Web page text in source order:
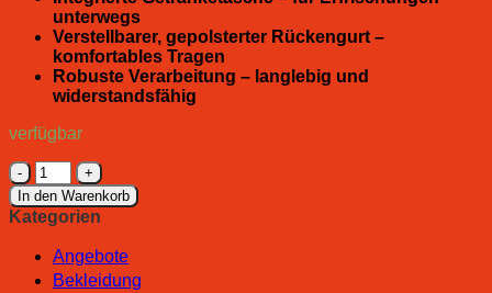
unterwegs
Verstellbarer, gepolsterter Rückengurt –
komfortables Tragen
Robuste Verarbeitung – langlebig und
widerstandsfähig
verfügbar
FTM
Tasche
Street
Bag
small
Menge
In den Warenkorb
Kategorien
Angebote
Bekleidung